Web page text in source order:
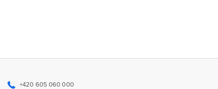
+420 605 060 000